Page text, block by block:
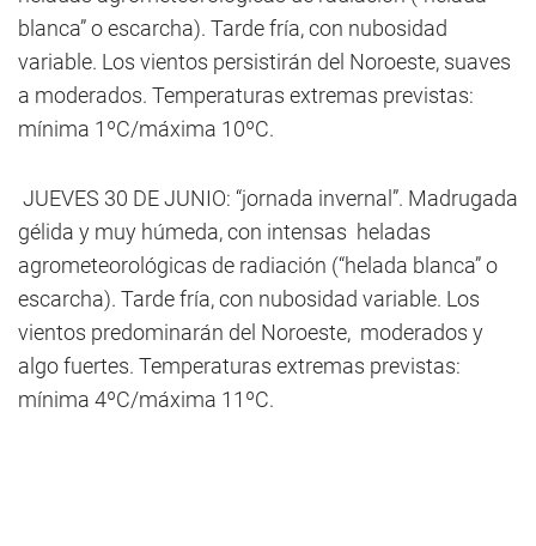
blanca” o escarcha). Tarde fría, con nubosidad
variable. Los vientos persistirán del Noroeste, suaves
a moderados. Temperaturas extremas previstas:
mínima 1ºC/máxima 10ºC.
JUEVES 30 DE JUNIO: “jornada invernal”. Madrugada
gélida y muy húmeda, con intensas heladas
agrometeorológicas de radiación (“helada blanca” o
escarcha). Tarde fría, con nubosidad variable. Los
vientos predominarán del Noroeste, moderados y
algo fuertes. Temperaturas extremas previstas:
mínima 4ºC/máxima 11ºC.